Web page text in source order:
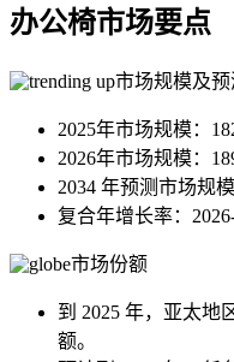
办公椅市场要点
市场规模及预
2025年市场规模：
2026年市场规模：
2034 年预测市场规
复合年增长率：
市场份额
到 2025 年，亚太地
额。